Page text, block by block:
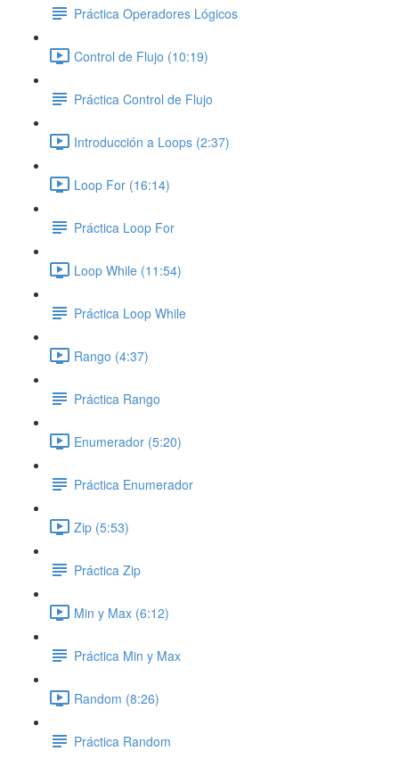
Práctica Operadores Lógicos
Control de Flujo (10:19)
Práctica Control de Flujo
Introducción a Loops (2:37)
Loop For (16:14)
Práctica Loop For
Loop While (11:54)
Práctica Loop While
Rango (4:37)
Práctica Rango
Enumerador (5:20)
Práctica Enumerador
Zip (5:53)
Práctica Zip
Min y Max (6:12)
Práctica Min y Max
Random (8:26)
Práctica Random